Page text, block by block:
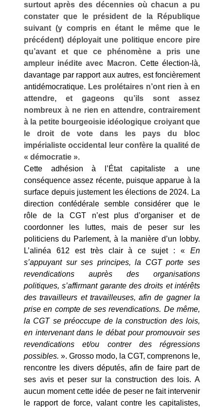
surtout après des décennies où chacun a pu
constater que le président de la République
suivant (y compris en étant le même que le
précédent) déployait une politique encore pire
qu’avant et que ce phénomène a pris une
ampleur inédite avec Macron. Cette élection-là,
davantage par rapport aux autres, est foncièrement
antidémocratique. Les prolétaires n’ont rien à en
attendre, et gageons qu’ils sont assez
nombreux à ne rien en attendre, contrairement
à la petite bourgeoisie idéologique croiyant que
le droit de vote dans les pays du bloc
impérialiste occidental leur confère la qualité de
« démocratie ».
Cette adhésion à l’État capitaliste a une
conséquence assez récente, puisque apparue à la
surface depuis justement les élections de 2024. La
direction confédérale semble considérer que le
rôle de la CGT n’est plus d’organiser et de
coordonner les luttes, mais de peser sur les
politiciens du Parlement, à la manière d’un lobby.
L’alinéa 612 est très clair à ce sujet : « En
s’appuyant sur ses principes, la CGT porte ses
revendications auprès des organisations
politiques, s’affirmant garante des droits et intérêts
des travailleurs et travailleuses, afin de gagner la
prise en compte de ses revendications. De même,
la CGT se préoccupe de la construction des lois,
en intervenant dans le débat pour promouvoir ses
revendications et/ou contrer des régressions
possibles. ». Grosso modo, la CGT, comprenons le,
rencontre les divers députés, afin de faire part de
ses avis et peser sur la construction des lois. A
aucun moment cette idée de peser ne fait intervenir
le rapport de force, valant contre les capitalistes,